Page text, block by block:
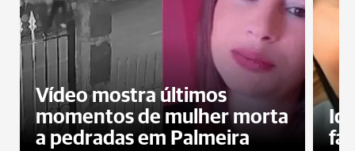
Vídeo mostra últimos
momentos de mulher morta
a pedradas em Palmeira